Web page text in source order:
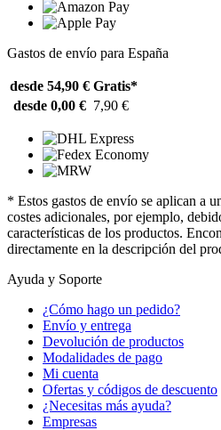
Gastos de envío para España
desde 54,90 € Gratis*
desde 0,00 € 7,90 €
* Estos gastos de envío se aplican a
costes adicionales, por ejemplo,
características de los productos.
directamente en la descripción del
Ayuda y Soporte
¿Cómo hago un pedido?
Envío y entrega
Devolución de productos
Modalidades de pago
Mi cuenta
Ofertas y códigos de descuento
¿Necesitas más ayuda?
Empresas